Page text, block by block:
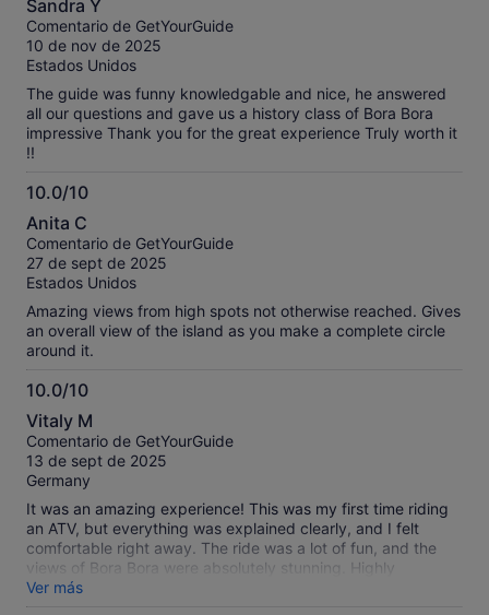
sobre
10
Sandra Y
Comentario de GetYourGuide
10 de nov de 2025
Estados Unidos
The guide was funny knowledgable and nice, he answered
all our questions and gave us a history class of Bora Bora
impressive Thank you for the great experience Truly worth it
!!
10.0/10
10.0
sobre
10
Anita C
Comentario de GetYourGuide
27 de sept de 2025
Estados Unidos
Amazing views from high spots not otherwise reached. Gives
an overall view of the island as you make a complete circle
around it.
10.0/10
10.0
sobre
10
Vitaly M
Comentario de GetYourGuide
13 de sept de 2025
Germany
It was an amazing experience! This was my first time riding
an ATV, but everything was explained clearly, and I felt
comfortable right away. The ride was a lot of fun, and the
views of Bora Bora were absolutely stunning. Highly
recommend this tour!
Ver más